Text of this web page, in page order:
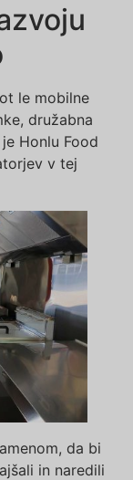
le mobilne
družabna
Honlu Food
v tej
da bi
in naredili